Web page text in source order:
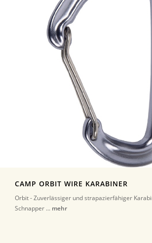
CAMP ORBIT WIRE KARABINER
Orbit - Zuverlässiger und strapazierfähiger
Schnapper ... mehr